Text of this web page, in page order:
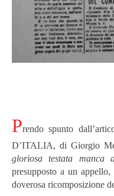
Prendo spunto
D’ITALIA, di Giorgio
gloriosa testata manca
presupposto a un
doverosa ricomposizione